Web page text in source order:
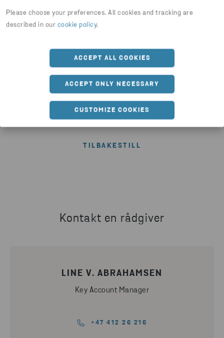
Please choose your preferences. All cookies and tracking are
described in our cookie policy.
ACCEPT ALL COOKIES
ACCEPT ONLY NECESSARY
CUSTOMIZE COOKIES
som beskrevet
her
SEND
Jeg er ikke en robot
Klikk for å starte verifiseringen
FriendlyCaptcha ⇗
Kontakt en rådgiver
LINE V. ABRAHAMSEN
Key Account Manager
+47 412 26 216